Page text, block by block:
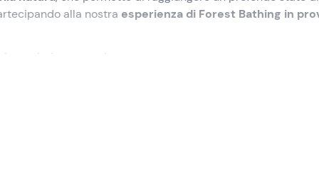
alla nostra esperienza di Forest Bathing in
te stesso!
ci addentreremo in uno